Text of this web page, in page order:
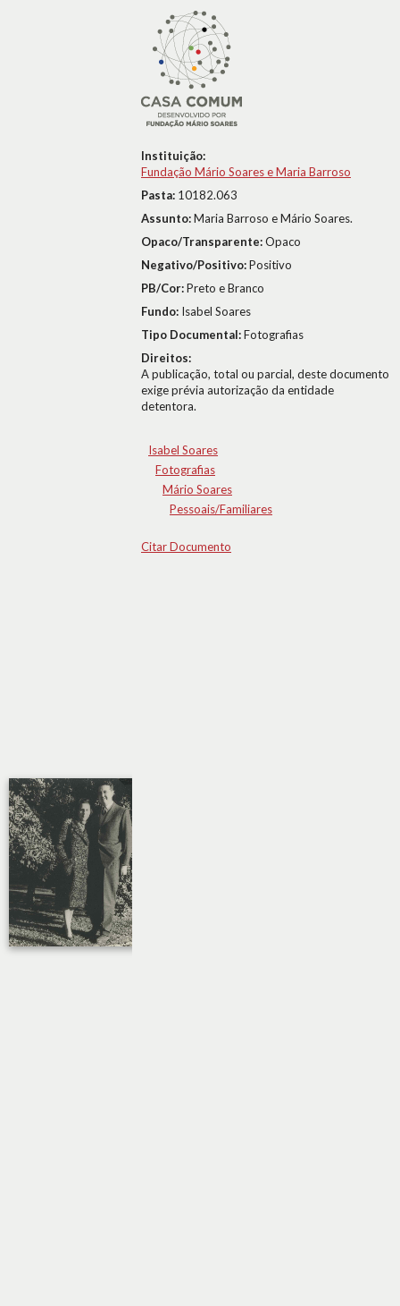
Instituição:
Fundação Mário Soares e Maria Barroso
Pasta: 10182.063
Assunto:Maria Barroso e Mário Soares.
Opaco/Transparente:Opaco
Negativo/Positivo:Positivo
PB/Cor:Preto e Branco
Fundo: Isabel Soares
Tipo Documental:Fotografias
Direitos:
A publicação, total ou parcial, deste documento
exige prévia autorização da entidade
detentora.
Isabel Soares
Fotografias
Mário Soares
Pessoais/Familiares
Citar Documento